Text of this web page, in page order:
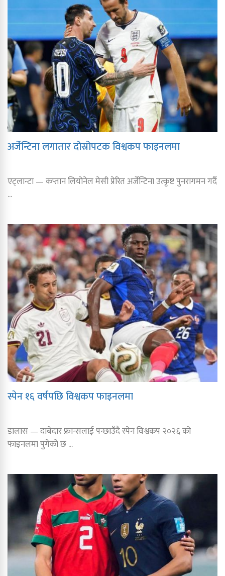
अर्जेन्टिना लगातार दोस्रोपटक विश्वकप फाइनलमा
एट्लान्टा — कप्तान लियोनेल मेसी प्रेरित अर्जेन्टिना उत्कृष्ट पुनरागमन गर्दै
...
स्पेन १६ वर्षपछि विश्वकप फाइनलमा
डालास — दाबेदार फ्रान्सलाई पन्छाउँदै स्पेन विश्वकप २०२६ को
फाइनलमा पुगेको छ ...